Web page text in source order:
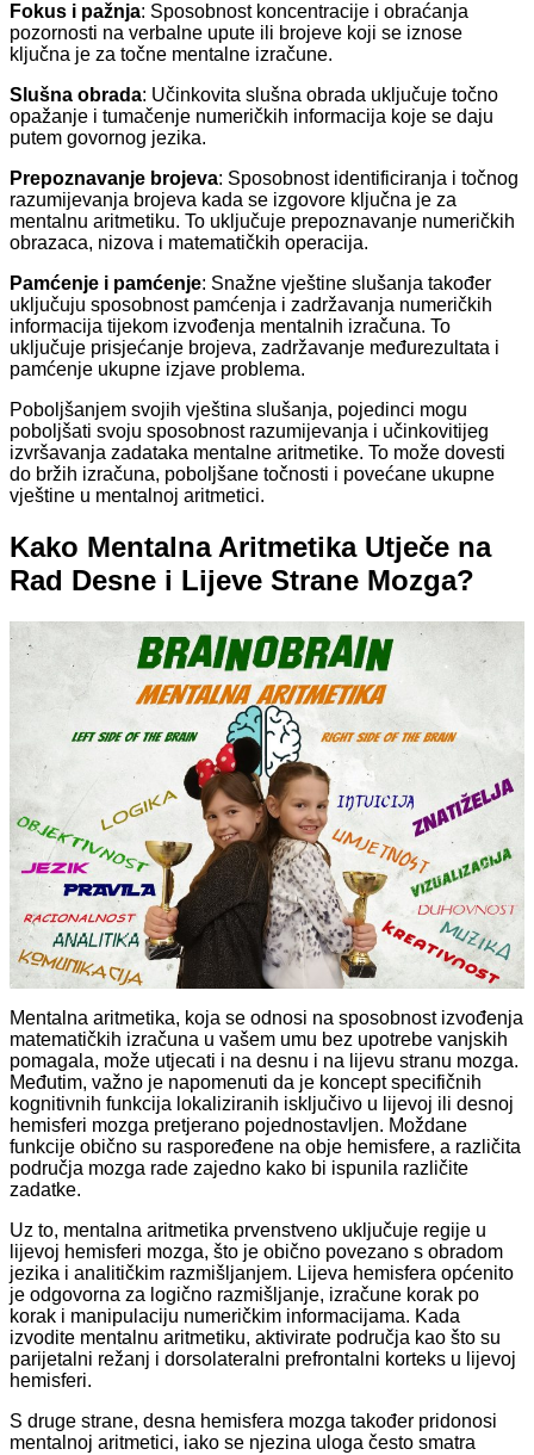
Fokus i pažnja: Sposobnost koncentracije i obraćanja
pozornosti na verbalne upute ili brojeve koji se iznose
ključna je za točne mentalne izračune.
Slušna obrada: Učinkovita slušna obrada uključuje točno
opažanje i tumačenje numeričkih informacija koje se daju
putem govornog jezika.
Prepoznavanje brojeva: Sposobnost identificiranja i točnog
razumijevanja brojeva kada se izgovore ključna je za
mentalnu aritmetiku. To uključuje prepoznavanje numeričkih
obrazaca, nizova i matematičkih operacija.
Pamćenje i pamćenje: Snažne vještine slušanja također
uključuju sposobnost pamćenja i zadržavanja numeričkih
informacija tijekom izvođenja mentalnih izračuna. To
uključuje prisjećanje brojeva, zadržavanje međurezultata i
pamćenje ukupne izjave problema.
Poboljšanjem svojih vještina slušanja, pojedinci mogu
poboljšati svoju sposobnost razumijevanja i učinkovitijeg
izvršavanja zadataka mentalne aritmetike. To može dovesti
do bržih izračuna, poboljšane točnosti i povećane ukupne
vještine u mentalnoj aritmetici.
Kako Mentalna Aritmetika Utječe na
Rad Desne i Lijeve Strane Mozga?
Mentalna aritmetika, koja se odnosi na sposobnost izvođenja
matematičkih izračuna u vašem umu bez upotrebe vanjskih
pomagala, može utjecati i na desnu i na lijevu stranu mozga.
Međutim, važno je napomenuti da je koncept specifičnih
kognitivnih funkcija lokaliziranih isključivo u lijevoj ili desnoj
hemisferi mozga pretjerano pojednostavljen. Moždane
funkcije obično su raspoređene na obje hemisfere, a različita
područja mozga rade zajedno kako bi ispunila različite
zadatke.
Uz to, mentalna aritmetika prvenstveno uključuje regije u
lijevoj hemisferi mozga, što je obično povezano s obradom
jezika i analitičkim razmišljanjem. Lijeva hemisfera općenito
je odgovorna za logično razmišljanje, izračune korak po
korak i manipulaciju numeričkim informacijama. Kada
izvodite mentalnu aritmetiku, aktivirate područja kao što su
parijetalni režanj i dorsolateralni prefrontalni korteks u lijevoj
hemisferi.
S druge strane, desna hemisfera mozga također pridonosi
mentalnoj aritmetici, iako se njezina uloga često smatra